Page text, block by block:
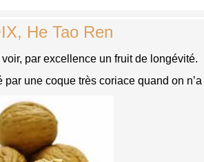
He Tao Ren
par excellence un fruit de longévité.
une coque très coriace quand on